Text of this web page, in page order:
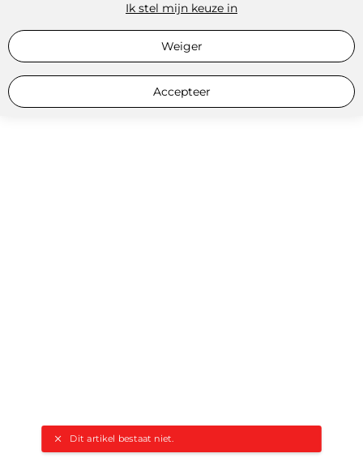
Dit artikel bestaat niet.
Ik stel mijn keuze in
Weiger
Accepteer